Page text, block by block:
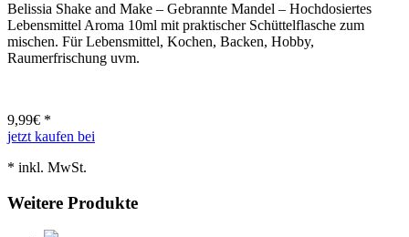
Belissia Shake and Make – Gebrannte Mandel – Hochdosiertes
Lebensmittel Aroma 10ml mit praktischer Schüttelflasche zum
mischen. Für Lebensmittel, Kochen, Backen, Hobby,
Raumerfrischung uvm.
9,99€ *
jetzt kaufen bei
* inkl. MwSt.
Weitere Produkte